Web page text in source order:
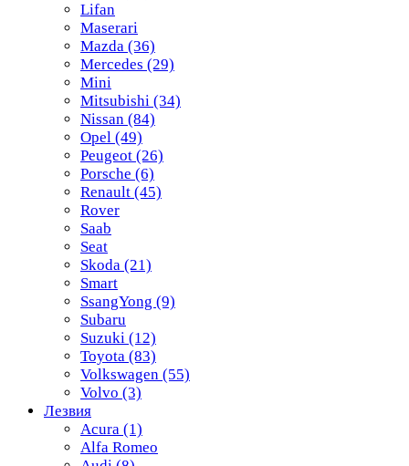
Lifan
Maserari
Mazda (36)
Mercedes (29)
Mini
Mitsubishi (34)
Nissan (84)
Opel (49)
Peugeot (26)
Porsche (6)
Renault (45)
Rover
Saab
Seat
Skoda (21)
Smart
SsangYong (9)
Subaru
Suzuki (12)
Toyota (83)
Volkswagen (55)
Volvo (3)
Лезвия
Acura (1)
Alfa Romeo